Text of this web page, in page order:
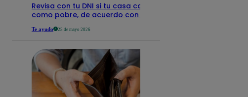
Revisa con tu DNI si tu casa califica
como pobre, de acuerdo con el Sisfoh
Te ayudo 25 de mayo 2026